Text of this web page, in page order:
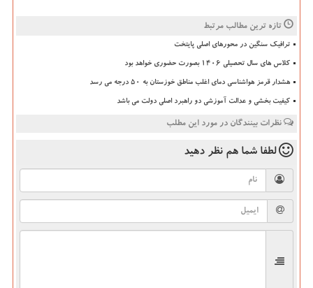
تازه ترین مطالب مرتبط
ترافیک سنگین در محورهای اصلی پایتخت
کلاس های سال تحصیلی ۱۴۰۶ بصورت حضوری خواهد بود
هشدار قرمز هواشناسی دمای اغلب مناطق خوزستان به ۵۰ درجه می رسد
کیفیت بخشی و عدالت آموزشی دو راهبرد اصلی دولت می باشد
نظرات بینندگان در مورد این مطلب
لطفا شما هم نظر دهید